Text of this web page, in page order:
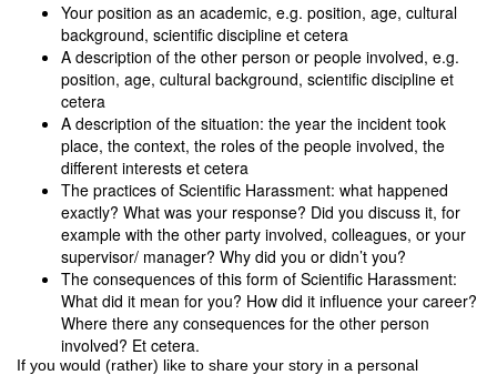
Your position as an academic, e.g. position, age, cultural
background, scientific discipline et cetera
A description of the other person or people involved, e.g.
position, age, cultural background, scientific discipline et
cetera
A description of the situation: the year the incident took
place, the context, the roles of the people involved, the
different interests et cetera
The practices of Scientific Harassment: what happened
exactly? What was your response? Did you discuss it, for
example with the other party involved, colleagues, or your
supervisor/ manager? Why did you or didn’t you?
The consequences of this form of Scientific Harassment:
What did it mean for you? How did it influence your career?
Where there any consequences for the other person
involved? Et cetera.
If you would (rather) like to share your story in a personal